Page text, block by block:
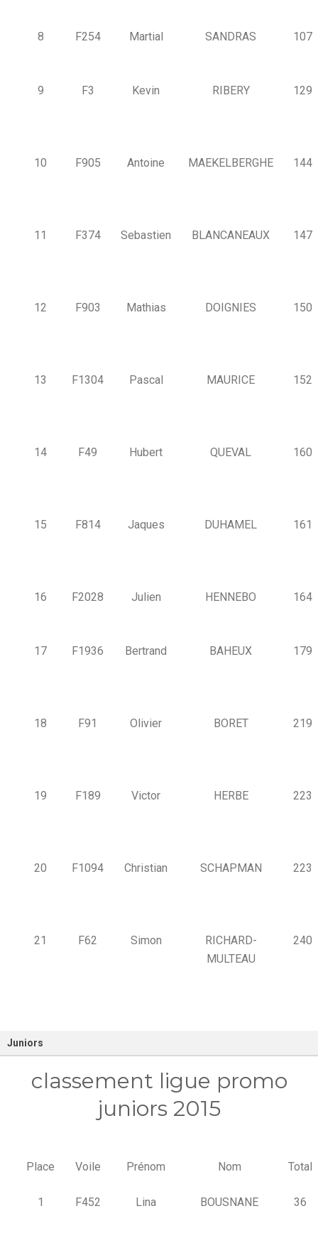
8 F254 Martial SANDRAS 107
9 F3 Kevin RIBERY 129
10 F905 Antoine MAEKELBERGHE 144
11 F374 Sebastien BLANCANEAUX 147
12 F903 Mathias DOIGNIES 150
13 F1304 Pascal MAURICE 152
14 F49 Hubert QUEVAL 160
15 F814 Jaques DUHAMEL 161
16 F2028 Julien HENNEBO 164
17 F1936 Bertrand BAHEUX 179
18 F91 Olivier BORET 219
19 F189 Victor HERBE 223
20 F1094 Christian SCHAPMAN 223
21 F62 Simon
RICHARD-
MULTEAU
240
Juniors
classement ligue promo
juniors 2015
Place Voile Prénom Nom Total
1 F452 Lina BOUSNANE 36